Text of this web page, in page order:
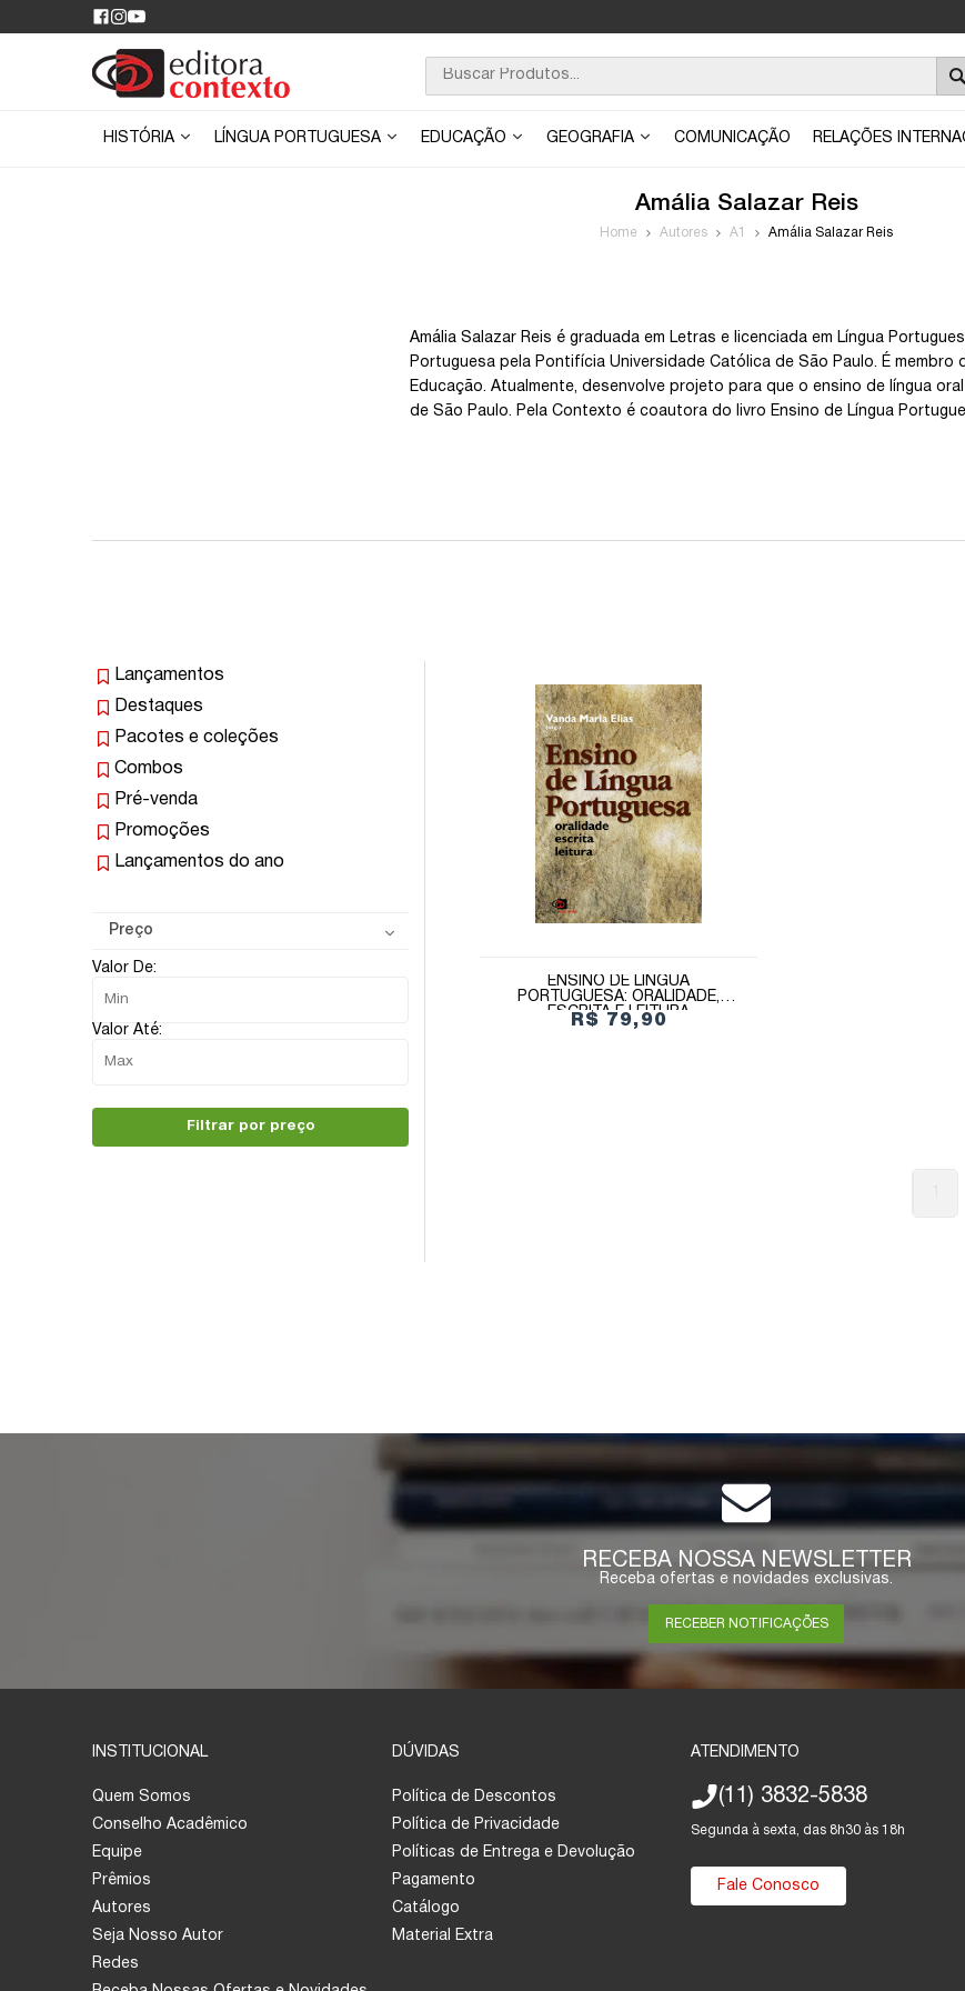
HISTÓRIA LÍNGUA PORTUGUESA EDUCAÇÃO GEOGRAFIA COMUNICAÇÃO RELAÇÕES
Amália Salazar Reis
Home Autores A1 Amália Salazar Reis
Amália Salazar Reis é graduada em Letras e licenciada em Língua
Portuguesa pela Pontifícia Universidade Católica de São Paulo. É
Educação. Atualmente, desenvolve projeto para que o ensino de língua
de São Paulo. Pela Contexto é coautora do livro Ensino de Língua
Lançamentos
Destaques
Pacotes e coleções
Combos
Pré-venda
Promoções
Lançamentos do ano
Preço
Valor De:
Valor Até:
Filtrar por preço
ENSINO DE LÍNGUA
PORTUGUESA: ORALIDADE,
ESCRITA E LEITURA
R$ 79,90
RECEBA NOSSA NEWSLETTER
Receba ofertas e novidades exclusivas.
RECEBER NOTIFICAÇÕES
INSTITUCIONAL
Quem Somos
Conselho Acadêmico
Equipe
Prêmios
Autores
Seja Nosso Autor
Redes
DÚVIDAS
Política de Descontos
Política de Privacidade
Políticas de Entrega e Devolução
Pagamento
Catálogo
Material Extra
ATENDIMENTO
(11) 3832-5838
Segunda à sexta, das 8h30 às 18h
Fale Conosco